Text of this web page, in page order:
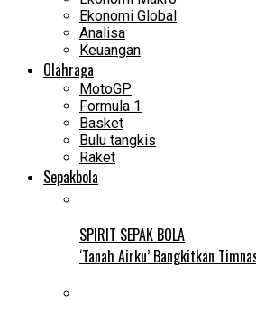
Ekonomi Global
Analisa
Keuangan
Olahraga
MotoGP
Formula 1
Basket
Bulu tangkis
Raket
Sepakbola
SPIRIT SEPAK BOLA
‘Tanah Airku’ Bangkitkan